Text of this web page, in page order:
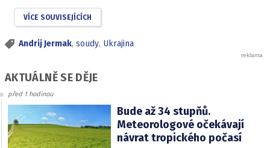
VÍCE SOUVISEJÍCÍCH
Andrij Jermak, soudy, Ukrajina
AKTUÁLNĚ SE DĚJE
před 1 hodinou
Bude až 34 stupňů.
Meteorologové očekávají
návrat tropického počasí